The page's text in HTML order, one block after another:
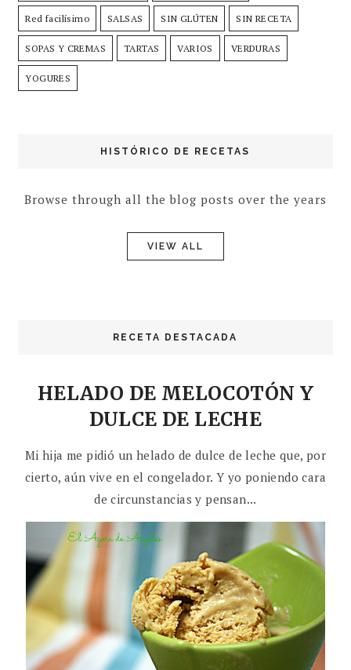
Red facilísimo SALSAS SIN GLÚTEN SIN RECETA
SOPAS Y CREMAS TARTAS VARIOS VERDURAS
YOGURES
HISTÓRICO DE RECETAS
Browse through all the blog posts over the years
VIEW ALL
RECETA DESTACADA
HELADO DE MELOCOTÓN Y
DULCE DE LECHE
Mi hija me pidió un helado de dulce de leche que, por
cierto, aún vive en el congelador. Y yo poniendo cara
de circunstancias y pensan...